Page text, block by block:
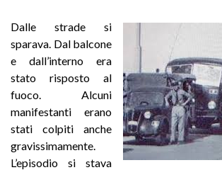
Dalle strade si
sparava. Dal balcone
e dall’interno era
stato risposto al
fuoco. Alcuni
manifestanti erano
stati colpiti anche
gravissimamente.
L’episodio si stava